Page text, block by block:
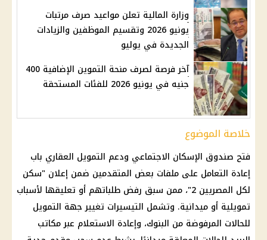
وزارة المالية تعلن مواعيد صرف مرتبات
يونيو 2026 وتقسيم الموظفين والزيادات
الجديدة في يوليو
آخر فرصة لصرف منحة التموين الإضافية 400
جنيه في يونيو 2026 للفئات المستحقة
خلاصة الموضوع
فتح صندوق الإسكان الاجتماعي ودعم التمويل العقاري باب
إعادة التعامل على ملفات بعض المتقدمين ضمن إعلان "سكن
لكل المصريين 2"، ممن سبق رفض طلباتهم أو تعليقها لأسباب
تمويلية أو ميدانية. وتشمل التيسيرات تغيير جهة التمويل
للحالات المرفوضة من البنوك، وإعادة الاستعلام عبرمكاتب